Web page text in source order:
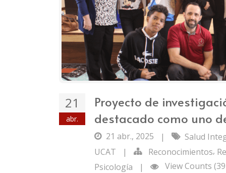
21
abr.
Proyecto de
destacado como uno
21 abr., 2025 |
Salud
UCAT
| Reconocimientos,
Psicología
| View Counts